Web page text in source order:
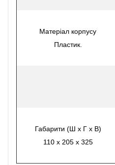
Матеріал корпусу
Пластик.
Габарити (Ш x Г x В)
110 х 205 х 325